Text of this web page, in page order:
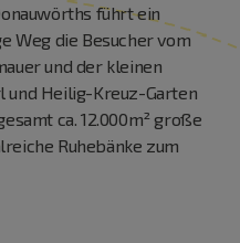
führt ein
Weg die Besucher vom
und der kleinen
Heilig-Kreuz-Garten
ca. 12.000m² große
Ruhebänke zum